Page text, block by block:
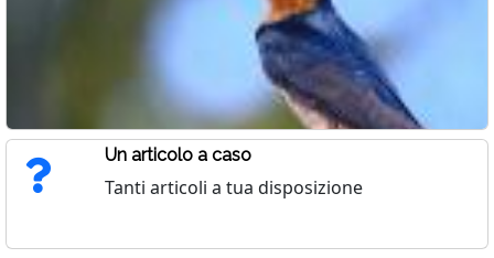
Un articolo a caso
Tanti articoli a tua disposizione